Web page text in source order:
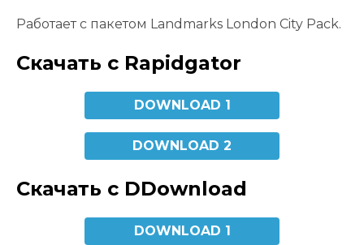
Работает с пакетом Landmarks London City Pack.
Скачать с Rapidgator
DOWNLOAD 1
DOWNLOAD 2
Скачать с DDownload
DOWNLOAD 1